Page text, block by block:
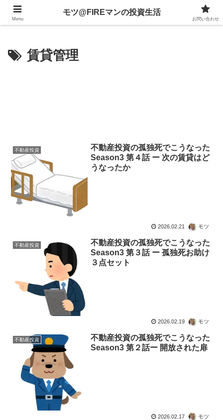
不動産、投資信託、暗号資産、株式、等々への投資について
賃貸管理
不動産投資
不動産投資の孤独死でこうなった
Season3 第４話 ー 次の賃貸はど
うなったか
2026.02.21 モツ
不動産投資
不動産投資の孤独死でこうなった
Season3 第３話 ー 孤独死お助け
３点セット
2026.02.19 モツ
不動産投資
不動産投資の孤独死でこうなった
Season3 第２話ー 開放された扉
2026.02.17 モツ
Menu
モツ@FIREマンの投資生活
お問い合わせ